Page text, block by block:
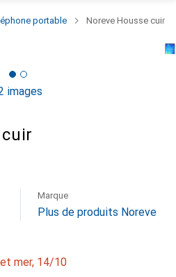
portable Noreve Housse cuir
images
Marque
Plus de produits Noreve
mer, 14/10